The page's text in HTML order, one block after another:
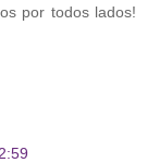
por todos lados!